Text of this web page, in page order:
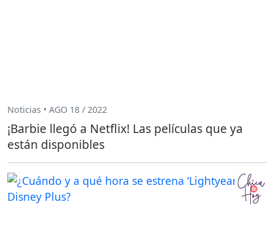
Noticias • AGO 18 / 2022
¡Barbie llegó a Netflix! Las películas que ya
están disponibles